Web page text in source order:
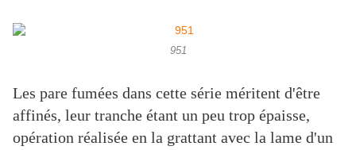
951
Les pare fumées dans cette série méritent d'être
affinés, leur tranche étant un peu trop épaisse,
opération réalisée en la grattant avec la lame d'un